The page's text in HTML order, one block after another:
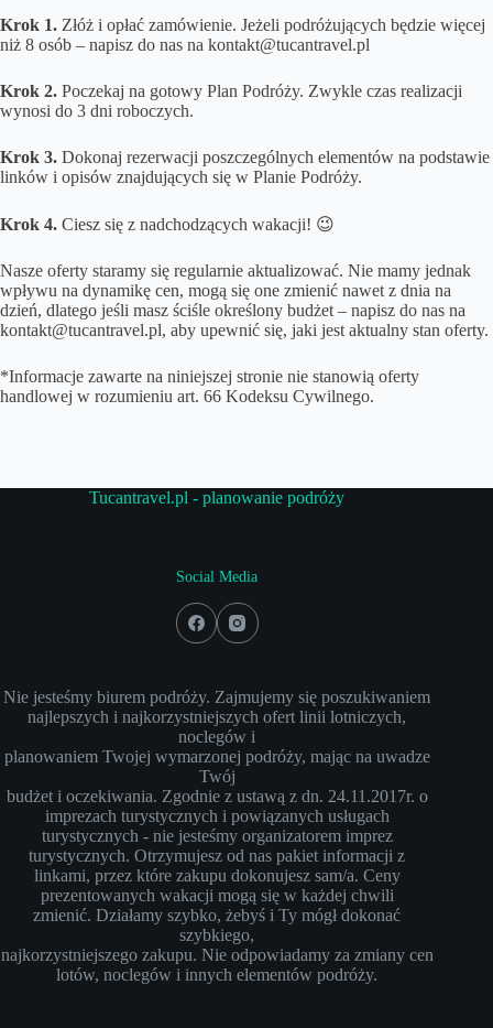
Krok 1. Złóż i opłać zamówienie. Jeżeli podróżujących będzie więcej
niż 8 osób – napisz do nas na kontakt@tucantravel.pl
Krok 2. Poczekaj na gotowy Plan Podróży. Zwykle czas realizacji
wynosi do 3 dni roboczych.
Krok 3. Dokonaj rezerwacji poszczególnych elementów na podstawie
linków i opisów znajdujących się w Planie Podróży.
Krok 4. Ciesz się z nadchodzących wakacji! 😉
Nasze oferty staramy się regularnie aktualizować. Nie mamy jednak
wpływu na dynamikę cen, mogą się one zmienić nawet z dnia na
dzień, dlatego jeśli masz ściśle określony budżet – napisz do nas na
kontakt@tucantravel.pl, aby upewnić się, jaki jest aktualny stan oferty.
*Informacje zawarte na niniejszej stronie nie stanowią oferty
handlowej w rozumieniu art. 66 Kodeksu Cywilnego.
Tucantravel.pl - planowanie podróży
Social Media
Nie jesteśmy biurem podróży. Zajmujemy się poszukiwaniem
najlepszych i najkorzystniejszych ofert linii lotniczych,
noclegów i
planowaniem Twojej wymarzonej podróży, mając na uwadze
Twój
budżet i oczekiwania. Zgodnie z ustawą z dn. 24.11.2017r. o
imprezach turystycznych i powiązanych usługach
turystycznych - nie jesteśmy organizatorem imprez
turystycznych. Otrzymujesz od nas pakiet informacji z
linkami, przez które zakupu dokonujesz sam/a. Ceny
prezentowanych wakacji mogą się w każdej chwili
zmienić. Działamy szybko, żebyś i Ty mógł dokonać
szybkiego,
najkorzystniejszego zakupu. Nie odpowiadamy za zmiany cen
lotów, noclegów i innych elementów podróży.